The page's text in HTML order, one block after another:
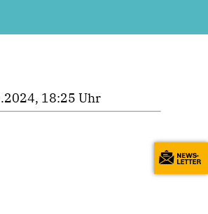
18:25 Uhr